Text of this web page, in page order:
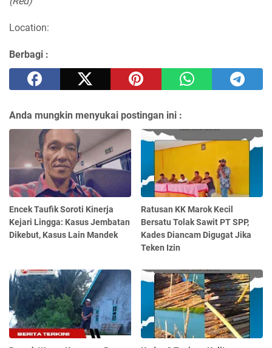
Location:
Berbagi :
Anda mungkin menyukai postingan ini :
Encek Taufik Soroti Kinerja
Kejari Lingga: Kasus Jembatan
Dikebut, Kasus Lain Mandek
Ratusan KK Marok Kecil
Bersatu Tolak Sawit PT SPP,
Kades Diancam Digugat Jika
Teken Izin